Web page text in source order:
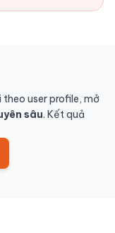
theo user profile, mở
sâu. Kết quả